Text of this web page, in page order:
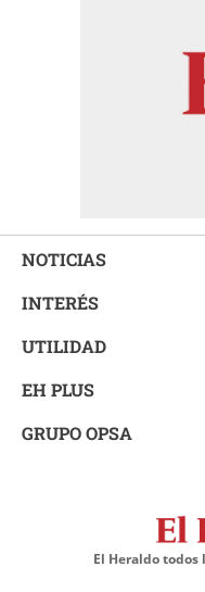
NOTICIAS
INTERÉS
UTILIDAD
EH PLUS
GRUPO OPSA
El Heraldo todos